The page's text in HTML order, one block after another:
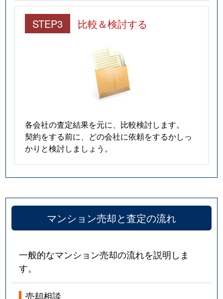
STEP3 比較＆検討する
各会社の査定結果を元に、比較検討します。
契約をする前に、どの会社に依頼をするかしっ
かりと検討しましょう。
マンション売却と査定の流れ
一般的なマンション売却の流れを説明しま
す。
売却相談